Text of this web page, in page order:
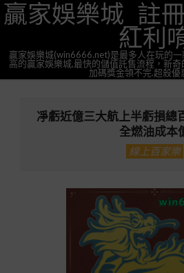
Skip
to贏家娛樂城_註
紅利
贏家娛樂城(win6666.net)是最多人在玩的
高的贏家娛樂城,最快的儲值託售流程，新
加碼獎金領不完.超殺優
凈虧近億三大航上半虧損總
全燃油成本
線上百家樂